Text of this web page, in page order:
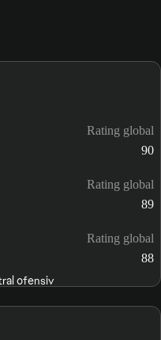
Rating global
90
Rating global
89
Rating global
88
ofensiv